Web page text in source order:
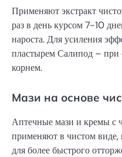
Применяют экстракт
раз в день курсом 7-10
нароста. Для усиления
пластырем Салипод – при
корнем.
Мази на основе
Аптечные мази и кремы с
применяют в чистом виде,
для более быстрого